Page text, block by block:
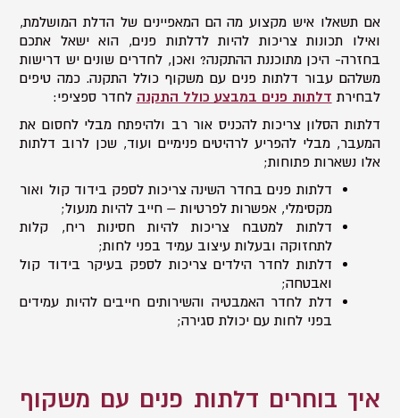
אם תשאלו איש מקצוע מה הם המאפיינים של הדלת המושלמת,
ואילו תכונות צריכות להיות לדלתות פנים, הוא ישאל אתכם
בחזרה- היכן מתוכננת ההתקנה? ואכן, לחדרים שונים יש דרישות
משלהם עבור דלתות פנים עם משקוף כולל התקנה. כמה טיפים
לבחירת דלתות פנים במבצע כולל התקנה לחדר ספציפי:
דלתות הסלון צריכות להכניס אור רב ולהיפתח מבלי לחסום את
המעבר, מבלי להפריע לרהיטים פנימיים ועוד, שכן לרוב דלתות
אלו נשארות פתוחות;
דלתות פנים בחדר השינה צריכות לספק בידוד קול ואור
מקסימלי, אפשרות לפרטיות – חייב להיות מנעול;
דלתות למטבח צריכות להיות חסינות ריח, קלות
לתחזוקה ובעלות עיצוב עמיד בפני לחות;
דלתות לחדר הילדים צריכות לספק בעיקר בידוד קול
ואבטחה;
דלת לחדר האמבטיה והשירותים חייבים להיות עמידים
בפני לחות עם יכולת סגירה;
איך בוחרים דלתות פנים עם משקוף